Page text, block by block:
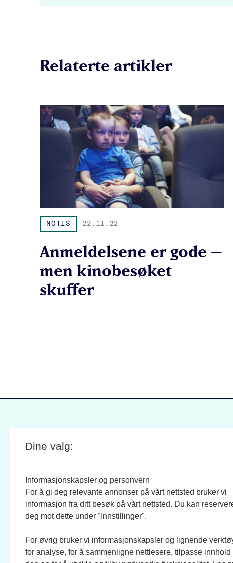
Relaterte artikler
NOTIS 22.11.22
Anmeldelsene er gode –
men kinobesøket
skuffer
SITE FOOTERANSVARLIG REDAKTØR:
JOURNALISTER:
EVEN FINSRUD
BIDRAGSYTERE:
MAREN DUAAS, RONJA CREO –
Dine valg:
Informasjonskapsler og personvern
For å gi deg relevante annonser på vårt nettsted bruker vi
informasjon fra ditt besøk på vårt nettsted. Du kan
deg mot dette under "Innstillinger".
For øvrig bruker vi informasjonskapsler og lignende
for analyse, for å sammenligne nettlesere, tilpasse innhold